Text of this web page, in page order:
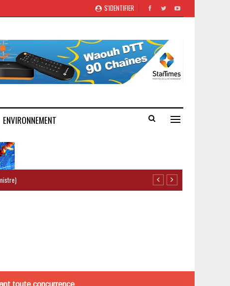
S'IDENTIFIER
ENVIRONNEMENT
toute concurrence